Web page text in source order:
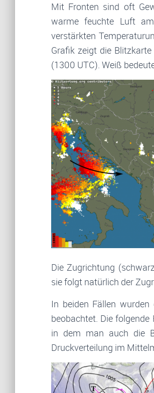
Mit Fronten sind oft
warme feuchte Luft
verstärkten
Grafik zeigt die
(1300 UTC). Weiß
Die Zugrichtung
sie folgt natürlich der
In beiden Fällen
beobachtet. Die
in dem man auch die
Druckverteilung im